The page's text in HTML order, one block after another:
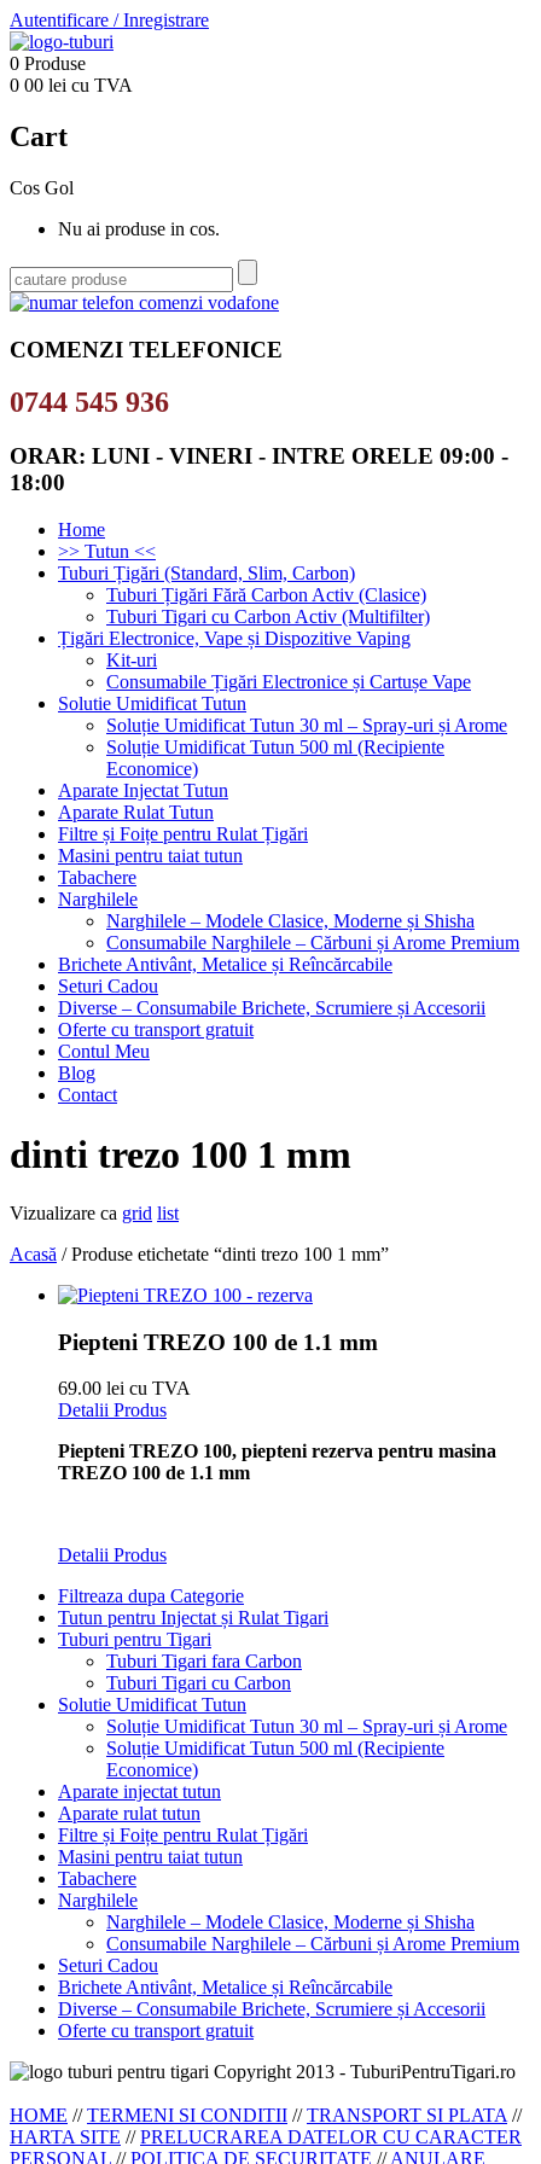
Autentificare /Inregistrare
0 Produse
0 00 lei cu TVA
Cart
Cos Gol
Nu ai produse in cos.
COMENZI TELEFONICE
0744 545 936
ORAR: LUNI - VINERI - INTRE ORELE 09:00 -
18:00
Home
>> Tutun <<
Tuburi Țigări (Standard, Slim, Carbon)
Tuburi Țigări Fără Carbon Activ (Clasice)
Tuburi Tigari cu Carbon Activ (Multifilter)
Țigări Electronice, Vape și Dispozitive Vaping
Kit-uri
Consumabile Țigări Electronice și Cartușe Vape
Solutie Umidificat Tutun
Soluție Umidificat Tutun 30 ml – Spray-uri și Arome
Soluție Umidificat Tutun 500 ml (Recipiente
Economice)
Aparate Injectat Tutun
Aparate Rulat Tutun
Filtre și Foițe pentru Rulat Țigări
Masini pentru taiat tutun
Tabachere
Narghilele
Narghilele – Modele Clasice, Moderne și Shisha
Consumabile Narghilele – Cărbuni și Arome Premium
Brichete Antivânt, Metalice și Reîncărcabile
Seturi Cadou
Diverse – Consumabile Brichete, Scrumiere și Accesorii
Oferte cu transport gratuit
Contul Meu
Blog
Contact
dinti trezo 100 1 mm
Vizualizare ca grid list
Acasă / Produse etichetate “dinti trezo 100 1 mm”
Piepteni TREZO 100 de 1.1 mm
69.00 lei cu TVA
Detalii Produs
Piepteni TREZO 100, piepteni rezerva pentru masina
TREZO 100 de 1.1 mm
Detalii Produs
Filtreaza dupa Categorie
Tutun pentru Injectat și Rulat Tigari
Tuburi pentru Tigari
Tuburi Tigari fara Carbon
Tuburi Tigari cu Carbon
Solutie Umidificat Tutun
Soluție Umidificat Tutun 30 ml – Spray-uri și Arome
Soluție Umidificat Tutun 500 ml (Recipiente
Economice)
Aparate injectat tutun
Aparate rulat tutun
Filtre și Foițe pentru Rulat Țigări
Masini pentru taiat tutun
Tabachere
Narghilele
Narghilele – Modele Clasice, Moderne și Shisha
Consumabile Narghilele – Cărbuni și Arome Premium
Seturi Cadou
Brichete Antivânt, Metalice și Reîncărcabile
Diverse – Consumabile Brichete, Scrumiere și Accesorii
Oferte cu transport gratuit
Copyright 2013 - TuburiPentruTigari.ro
HOME //TERMENI SI CONDITII //TRANSPORT SI PLATA //
HARTA SITE //PRELUCRAREA DATELOR CU CARACTER
PERSONAL //POLITICA DE SECURITATE //ANULARE